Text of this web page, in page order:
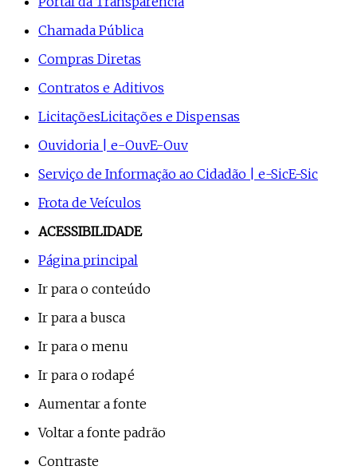
Chamada Pública
Compras Diretas
Contratos e Aditivos
LicitaçõesLicitações e Dispensas
Ouvidoria | e-OuvE-Ouv
Serviço de Informação ao Cidadão | e-SicE-Sic
Frota de Veículos
ACESSIBILIDADE
Página principal
Ir para o conteúdo
Ir para a busca
Ir para o menu
Ir para o rodapé
Aumentar a fonte
Voltar a fonte padrão
Contraste